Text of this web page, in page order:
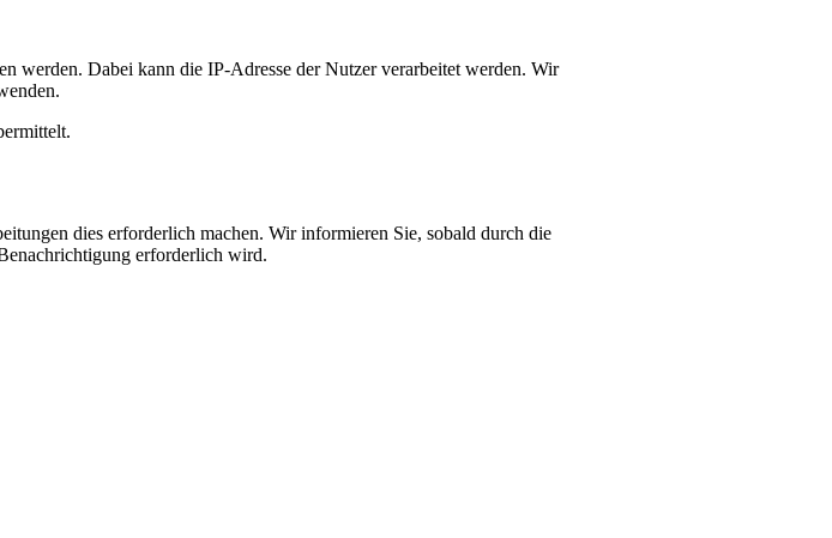
werden. Dabei kann die IP-Adresse der Nutzer verarbeitet werden. Wir
dies erforderlich machen. Wir informieren Sie, sobald durch die
erforderlich wird.